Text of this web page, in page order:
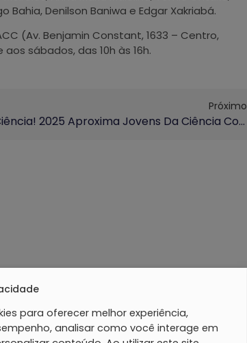
Bahia, Denilson Baniwa e Edgar Xakriabá.
(Av. Benjamin Constant, 1633 – Centro,
sábados, das 10h às 16h.
Próximo
Viva Ciência! 2025 Aproxima Jovens Da Ciência Com Oficinas Interativas E Atividades Da Unicamp
para oferecer melhor experiência,
analisar como você interage em